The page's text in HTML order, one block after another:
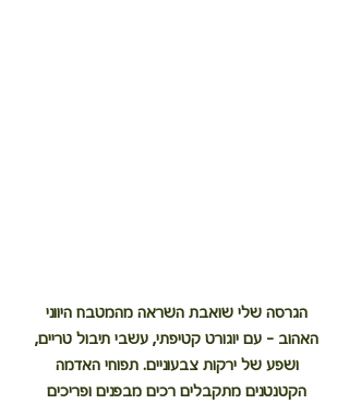
הגרסה שלי שואבת השראה מהמטבח היווני
האהוב - עם יוגורט קטיפתי, עשבי תיבול טריים,
ושפע של ירקות צבעוניים. תפוחי האדמה
הקטנטנים מתקבלים רכים מבפנים ופריכים